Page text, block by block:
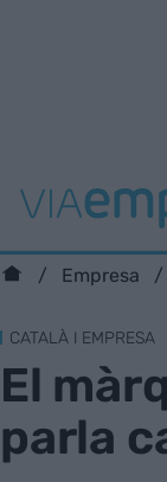
Empresa
CATALÀ I EMPRESA
El
parla